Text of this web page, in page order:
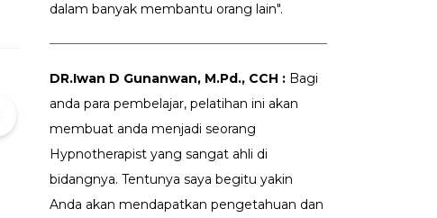
dalam banyak membantu orang lain".
DR.Iwan D Gunanwan, M.Pd., CCH : Bagi
anda para pembelajar, pelatihan ini akan
membuat anda menjadi seorang
Hypnotherapist yang sangat ahli di
bidangnya. Tentunya saya begitu yakin
Anda akan mendapatkan pengetahuan dan